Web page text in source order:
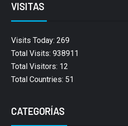
VISITAS
Visits Today: 269
Total Visits: 938911
Total Visitors: 12
Total Countries: 51
CATEGORÍAS